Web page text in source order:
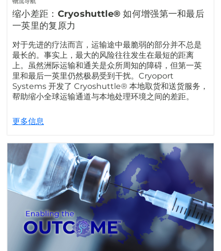
缩小差距：Cryoshuttle® 如何增强第一和最后
一英里的复原力
对于先进的疗法而言，运输途中最脆弱的部分并不总是
最长的。事实上，最大的风险往往发生在最短的距离
上。虽然洲际运输和通关是众所周知的障碍，但第一英
里和最后一英里仍然极易受到干扰。Cryoport
Systems 开发了 Cryoshuttle® 本地取货和送货服务，
帮助缩小全球运输通道与本地处理环境之间的差距。
更多信息